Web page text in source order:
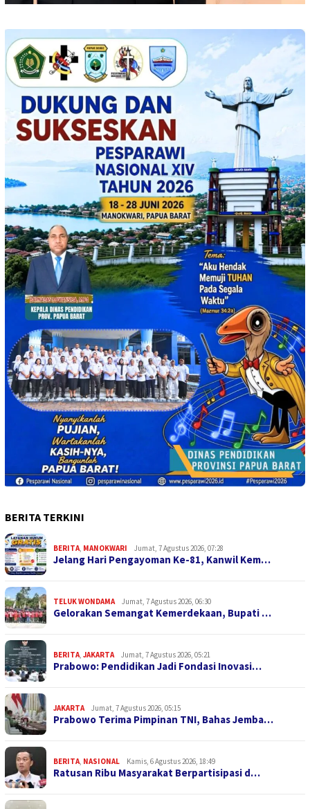
BERITA TERKINI
BERITA, MANOKWARI Jumat, 7 Agustus 2026, 07:28
Jelang Hari Pengayoman Ke-81, Kanwil Kem…
TELUK WONDAMA Jumat, 7 Agustus 2026, 06:30
Gelorakan Semangat Kemerdekaan, Bupati …
BERITA, JAKARTA Jumat, 7 Agustus 2026, 05:21
Prabowo: Pendidikan Jadi Fondasi Inovasi…
JAKARTA Jumat, 7 Agustus 2026, 05:15
Prabowo Terima Pimpinan TNI, Bahas Jemba…
BERITA, NASIONAL Kamis, 6 Agustus 2026, 18:49
Ratusan Ribu Masyarakat Berpartisipasi d…